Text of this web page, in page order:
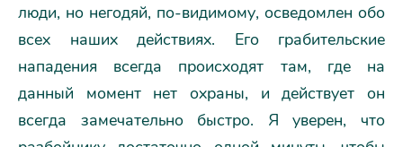
люди, но негодяй, по-видимому, осведомлен обо
всех наших действиях. Его грабительские
нападения всегда происходят там, где на
данный момент нет охраны, и действует он
всегда замечательно быстро. Я уверен, что